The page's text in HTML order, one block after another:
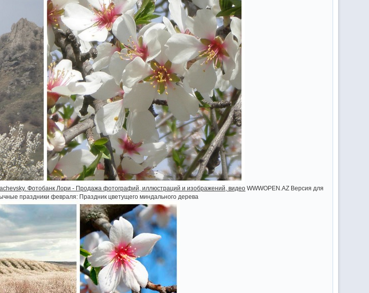
Фотобанк Лори - Продажа фотографий, иллюстраций и изображений, видео WWWOPEN.AZ Версия для
праздники февраля: Праздник цветущего миндального дерева